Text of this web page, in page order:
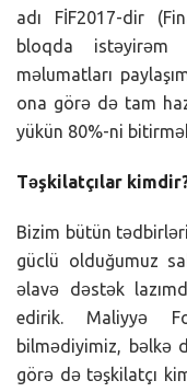
adı FİF2017-dir
bloqda istəyirəm
məlumatları
ona görə də tam
yükün 80%-ni
Təşkilatçılar
Bizim bütün
güclü olduğumuz
əlavə dəstək
edirik. Maliyyə
bilmədiyimiz, bəlkə
görə də təşkilatçı